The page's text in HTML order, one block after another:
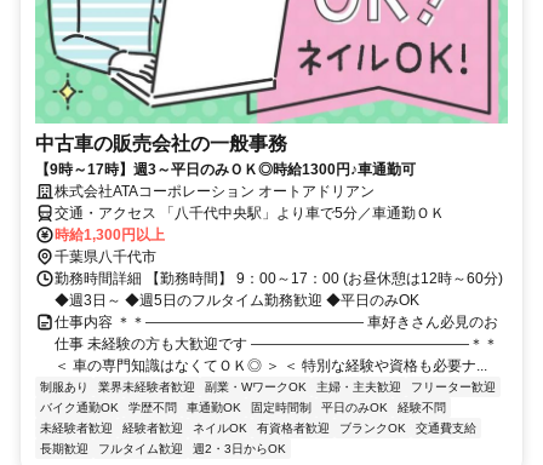
中古車の販売会社の一般事務
【9時～17時】週3～平日のみＯＫ◎時給1300円♪車通勤可
株式会社ATAコーポレーション オートアドリアン
交通・アクセス 「八千代中央駅」より車で5分／車通勤ＯＫ
時給1,300円以上
千葉県八千代市
勤務時間詳細 【勤務時間】 9：00～17：00 (お昼休憩は12時～60分)
◆週3日～ ◆週5日のフルタイム勤務歓迎 ◆平日のみOK
仕事内容 ＊＊――――――――――――――― 車好きさん必見のお
仕事 未経験の方も大歓迎です ―――――――――――――――＊＊
＜ 車の専門知識はなくてＯＫ◎ ＞ ＜ 特別な経験や資格も必要ナ...
制服あり 業界未経験者歓迎 副業・WワークOK 主婦・主夫歓迎
フリーター歓迎
バイク通勤OK
学歴不問 車通勤OK 固定時間制 平日のみOK
経験不問
未経験者歓迎
経験者歓迎 ネイルOK 有資格者歓迎 ブランクOK
交通費支給
長期歓迎
フルタイム歓迎 週2・3日からOK